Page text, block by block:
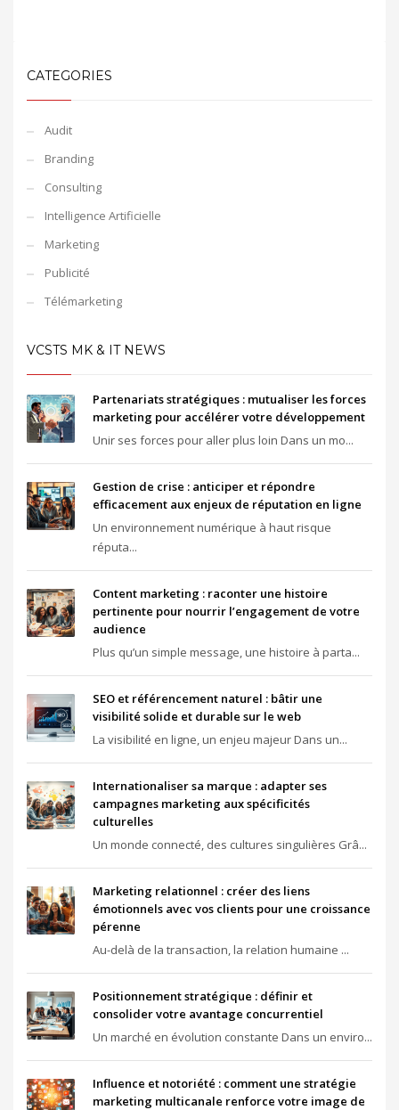
CATEGORIES
Audit
Branding
Consulting
Intelligence Artificielle
Marketing
Publicité
Télémarketing
VCSTS MK & IT NEWS
Partenariats stratégiques : mutualiser les forces
marketing pour accélérer votre développement
Unir ses forces pour aller plus loin Dans un mo...
Gestion de crise : anticiper et répondre
efficacement aux enjeux de réputation en ligne
Un environnement numérique à haut risque
réputa...
Content marketing : raconter une histoire
pertinente pour nourrir l’engagement de votre
audience
Plus qu’un simple message, une histoire à parta...
SEO et référencement naturel : bâtir une
visibilité solide et durable sur le web
La visibilité en ligne, un enjeu majeur Dans un...
Internationaliser sa marque : adapter ses
campagnes marketing aux spécificités
culturelles
Un monde connecté, des cultures singulières Grâ...
Marketing relationnel : créer des liens
émotionnels avec vos clients pour une croissance
pérenne
Au-delà de la transaction, la relation humaine ...
Positionnement stratégique : définir et
consolider votre avantage concurrentiel
Un marché en évolution constante Dans un enviro...
Influence et notoriété : comment une stratégie
marketing multicanale renforce votre image de